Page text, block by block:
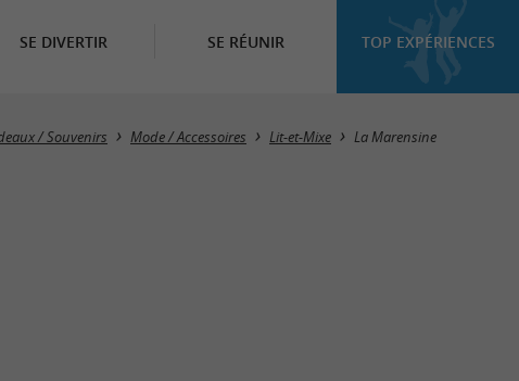
SE DIVERTIR SE RÉUNIR TOP EXPÉRIENCES
/ Souvenirs Mode / Accessoires Lit-et-Mixe La Marensine